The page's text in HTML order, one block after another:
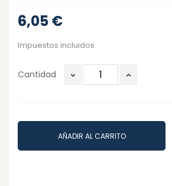
6,05 €
Impuestos incluidos
Cantidad
AÑADIR AL CARRITO